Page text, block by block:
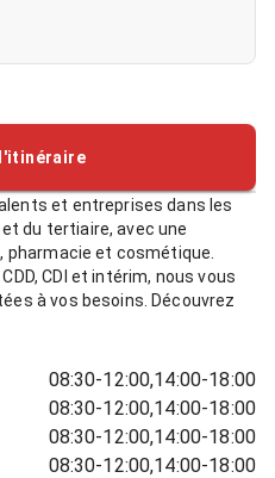
et entreprises dans les
du tertiaire, avec une
et cosmétique.
CDI et intérim, nous vous
à vos besoins. Découvrez
08:30-12:00,14:00-18:00
08:30-12:00,14:00-18:00
08:30-12:00,14:00-18:00
08:30-12:00,14:00-18:00